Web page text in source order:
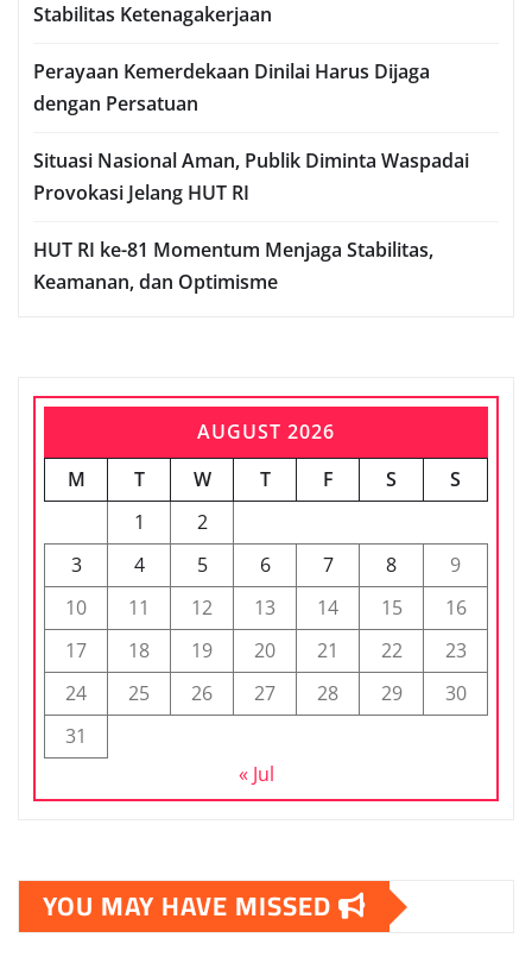
Stabilitas Ketenagakerjaan
Perayaan Kemerdekaan Dinilai Harus Dijaga
dengan Persatuan
Situasi Nasional Aman, Publik Diminta Waspadai
Provokasi Jelang HUT RI
HUT RI ke-81 Momentum Menjaga Stabilitas,
Keamanan, dan Optimisme
AUGUST 2026
M
T W T F S
S
1
2
3
4 5 6 7 8
9
10
11 12 13 14 15
16
17
18 19 20 21 22
23
24
25 26 27 28 29
30
31
« Jul
YOU MAY HAVE MISSED